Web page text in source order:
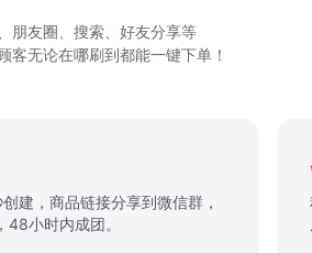
朋友圈、搜索、好友分享等
客无论在哪刷到都能一键下单！
无缝衔接微信支付，结合消费
惠券。